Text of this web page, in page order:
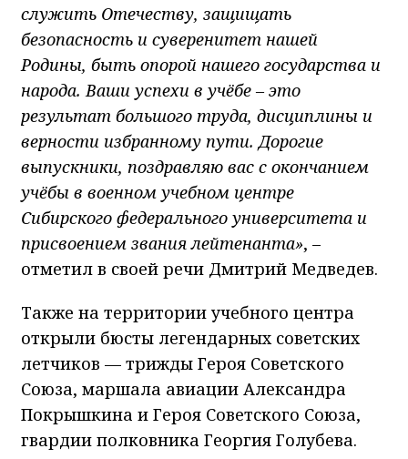
служить Отечеству, защищать
безопасность и суверенитет нашей
Родины, быть опорой нашего государства и
народа. Ваши успехи в учёбе – это
результат большого труда, дисциплины и
верности избранному пути. Дорогие
выпускники, поздравляю вас с окончанием
учёбы в военном учебном центре
Сибирского федерального университета и
присвоением звания лейтенанта», –
отметил в своей речи Дмитрий Медведев.
Также на территории учебного центра
открыли бюсты легендарных советских
летчиков — трижды Героя Советского
Союза, маршала авиации Александра
Покрышкина и Героя Советского Союза,
гвардии полковника Георгия Голубева.